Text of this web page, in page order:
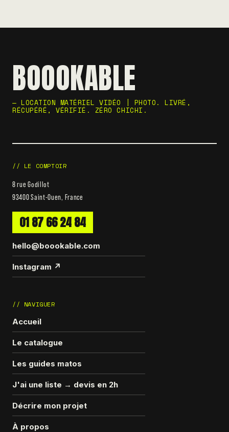
BOOOKABLE
— LOCATION MATÉRIEL VIDÉO | PHOTO. LIVRÉ,
RÉCUPÉRÉ, VÉRIFIÉ. ZÉRO CHICHI.
// LE COMPTOIR
8 rue Godillot
93400 Saint-Ouen, France
01 87 66 24 84
hello@boookable.com
Instagram ↗
// NAVIGUER
Accueil
Le catalogue
Les guides matos
J'ai une liste → devis en 2h
Décrire mon projet
À propos